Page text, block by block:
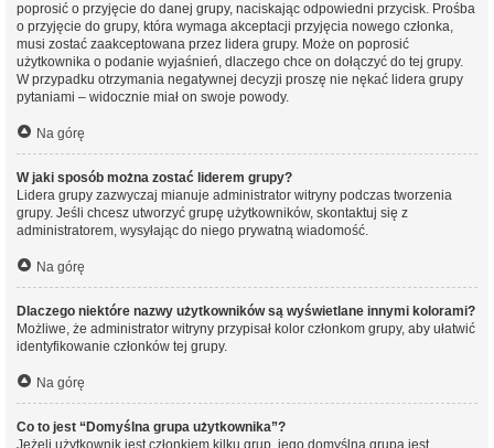
poprosić o przyjęcie do danej grupy, naciskając odpowiedni przycisk. Prośba
o przyjęcie do grupy, która wymaga akceptacji przyjęcia nowego członka,
musi zostać zaakceptowana przez lidera grupy. Może on poprosić
użytkownika o podanie wyjaśnień, dlaczego chce on dołączyć do tej grupy.
W przypadku otrzymania negatywnej decyzji proszę nie nękać lidera grupy
pytaniami – widocznie miał on swoje powody.
Na górę
W jaki sposób można zostać liderem grupy?
Lidera grupy zazwyczaj mianuje administrator witryny podczas tworzenia
grupy. Jeśli chcesz utworzyć grupę użytkowników, skontaktuj się z
administratorem, wysyłając do niego prywatną wiadomość.
Na górę
Dlaczego niektóre nazwy użytkowników są wyświetlane innymi kolorami?
Możliwe, że administrator witryny przypisał kolor członkom grupy, aby ułatwić
identyfikowanie członków tej grupy.
Na górę
Co to jest “Domyślna grupa użytkownika”?
Jeżeli użytkownik jest członkiem kilku grup, jego domyślna grupa jest